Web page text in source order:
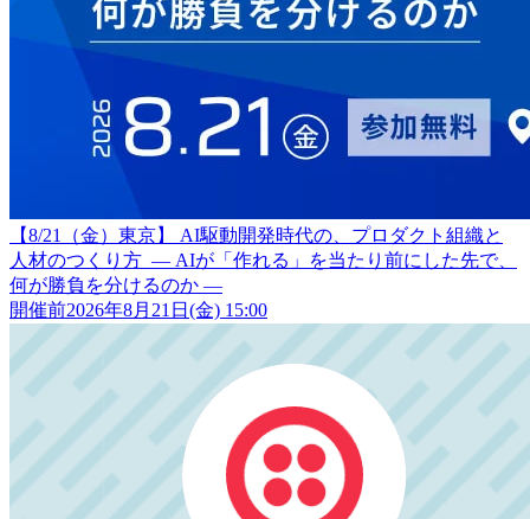
【8/21（金）東京】 AI駆動開発時代の、プロダクト組織と
人材のつくり方 ― AIが「作れる」を当たり前にした先で、
何が勝負を分けるのか ―
開催前2026年8月21日(金) 15:00